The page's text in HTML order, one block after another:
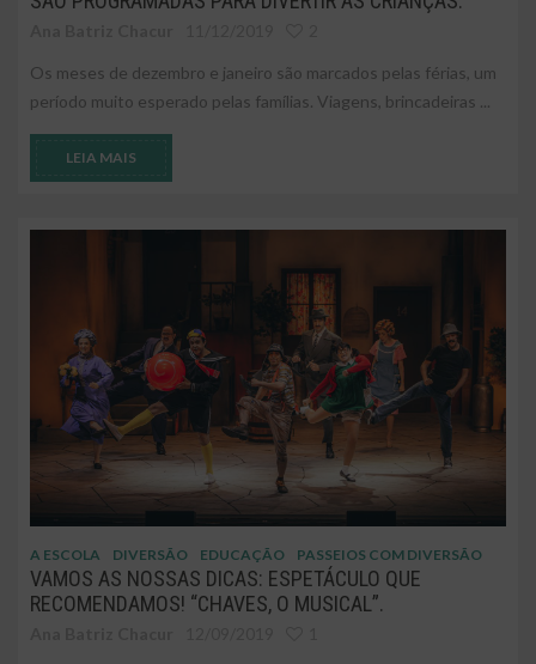
Os meses de dezembro e janeiro são marcados pelas férias, um
período muito esperado pelas famílias. Viagens, brincadeiras ...
LEIA MAIS
A ESCOLA DIVERSÃO EDUCAÇÃO PASSEIOS COM DIVERSÃO
VAMOS AS NOSSAS DICAS: ESPETÁCULO QUE
RECOMENDAMOS! “CHAVES, O MUSICAL”.